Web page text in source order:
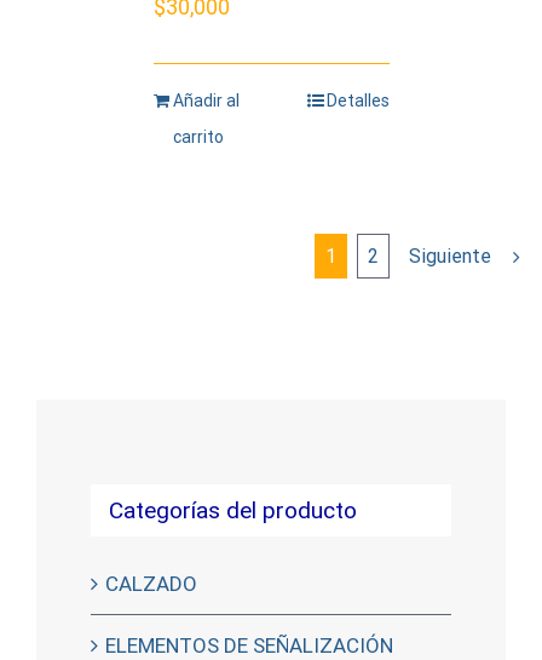
$30,000
Añadir al
carrito
Detalles
1 2 Siguiente
Categorías del producto
CALZADO
ELEMENTOS DE SEÑALIZACIÓN